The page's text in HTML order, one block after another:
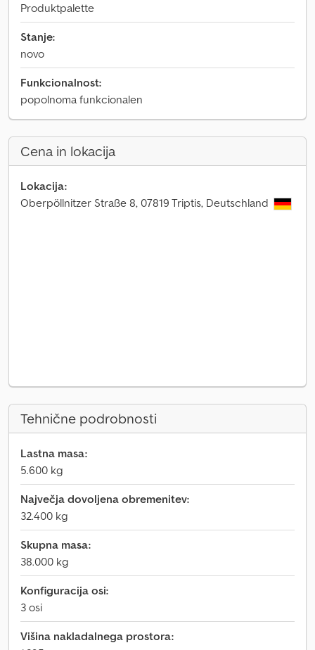
Produktpalette
Stanje:
novo
Funkcionalnost:
popolnoma funkcionalen
Cena in lokacija
Lokacija:
Oberpöllnitzer Straße 8, 07819 Triptis, Deutschland
Tehnične podrobnosti
Lastna masa:
5.600 kg
Največja dovoljena obremenitev:
32.400 kg
Skupna masa:
38.000 kg
Konfiguracija osi:
3 osi
Višina nakladalnega prostora: